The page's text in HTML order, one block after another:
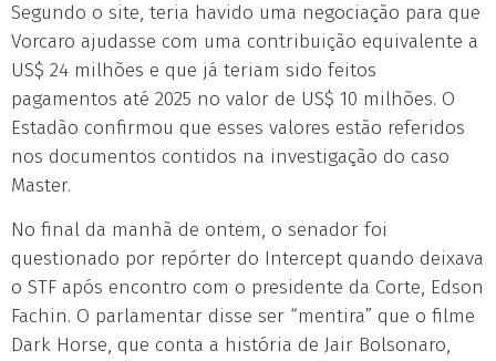
Segundo o site, teria havido uma negociação para que
Vorcaro ajudasse com uma contribuição equivalente a
US$ 24 milhões e que já teriam sido feitos
pagamentos até 2025 no valor de US$ 10 milhões. O
Estadão confirmou que esses valores estão referidos
nos documentos contidos na investigação do caso
Master.
No final da manhã de ontem, o senador foi
questionado por repórter do Intercept quando deixava
o STF após encontro com o presidente da Corte, Edson
Fachin. O parlamentar disse ser “mentira” que o filme
Dark Horse, que conta a história de Jair Bolsonaro,